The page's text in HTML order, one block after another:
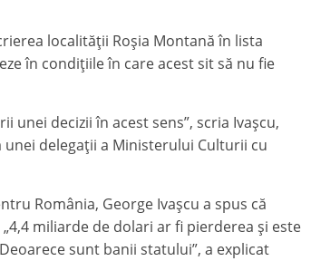
localității Roșia Montană în lista
în condițiile în care acest sit să nu fie
unei decizii în acest sens”, scria Ivașcu,
delegații a Ministerului Culturii cu
România, George Ivașcu a spus că
miliarde de dolari ar fi pierderea și este
sunt banii statului”, a explicat